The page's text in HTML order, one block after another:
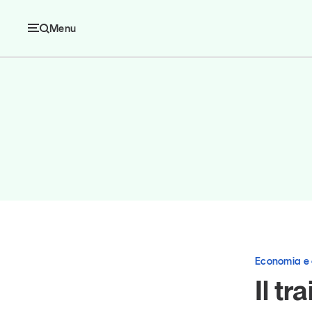
Menu
Economia e
Il